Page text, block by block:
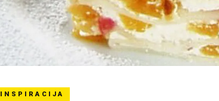
INSPIRACIJA